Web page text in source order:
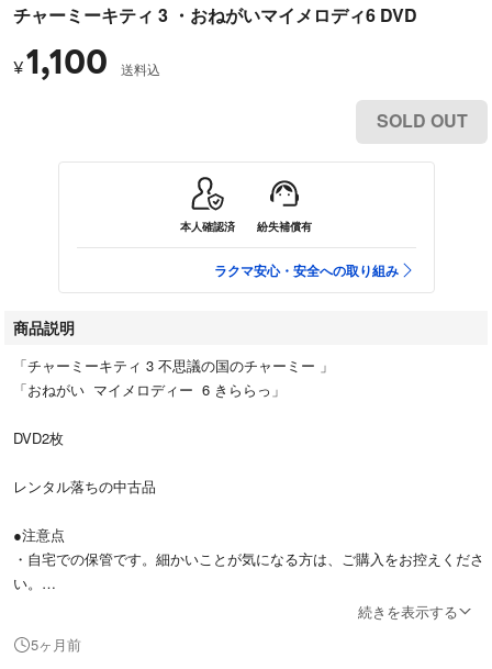
チャーミーキティ 3 ・おねがいマイメロディ6 DVD
¥1,100 送料込
SOLD OUT
本人確認済 紛失補償有
ラクマ安心・安全への取り組み
商品説明
「チャーミーキティ 3 不思議の国のチャーミー 」
「おねがい マイメロディー 6 きららっ」
DVD2枚
レンタル落ちの中古品
●注意点
・自宅での保管です。細かいことが気になる方は、ご購入をお控えくださ
い。
ら最後までの確認は時間的にほぼ不可能です。ご理解ください。
続きを表示する
5ヶ月前